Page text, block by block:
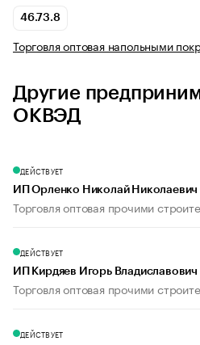
46.73.8
Торговля оптовая напольными
Другие
ОКВЭД
ДЕЙСТВУЕТ
ИП Орленко Николай Николаевич
Торговля оптовая прочими
ДЕЙСТВУЕТ
ИП Кирдяев Игорь Владиславович
Торговля оптовая прочими
ДЕЙСТВУЕТ